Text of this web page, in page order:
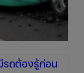
รถต้องรู้ก่อน